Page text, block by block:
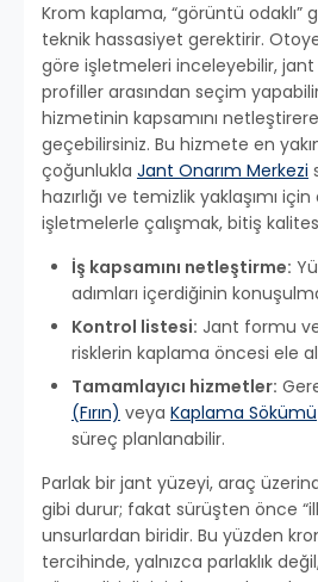
Krom kaplama, “görüntü odaklı”
teknik hassasiyet gerektirir.
göre işletmeleri inceleyebilir, jant
profiller arasından seçim
hizmetinin kapsamını
geçebilirsiniz. Bu hizmete en
çoğunlukla Jant Onarım Merkezi
hazırlığı ve temizlik yaklaşımı
işletmelerle çalışmak, bitiş
İş kapsamını netleştirme:
adımları içerdiğinin
Kontrol listesi: Jant formu
risklerin kaplama öncesi ele
Tamamlayıcı hizmetler:
(Fırın) veya Kaplama Sökümü
süreç planlanabilir.
Parlak bir jant yüzeyi, araç
gibi durur; fakat sürüşten önce
unsurlardan biridir. Bu yüzden
tercihinde, yalnızca parlaklık